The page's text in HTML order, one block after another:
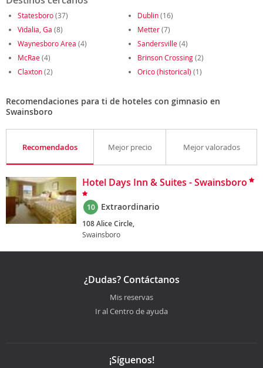
Statesboro(37) Dublin(16)
Vidalia, Ga (8) Metter(7)
Waynesboro Area (4) Sandersville(4)
McRae(4) Brinson Crossing(2)
Claxton(2) Orico (historical) (1)
Recomendaciones para ti de hoteles con gimnasio en
Swainsboro
Recomendados Mejor precio Mejor valorados
Hotel Days Inn & Suites - Swainsboro
10 Extraordinario
108 Alice Circle,
Swainsboro
¿Dudas? Contáctanos
Mis reservas
Ir al Centro de ayuda
¡Síguenos!